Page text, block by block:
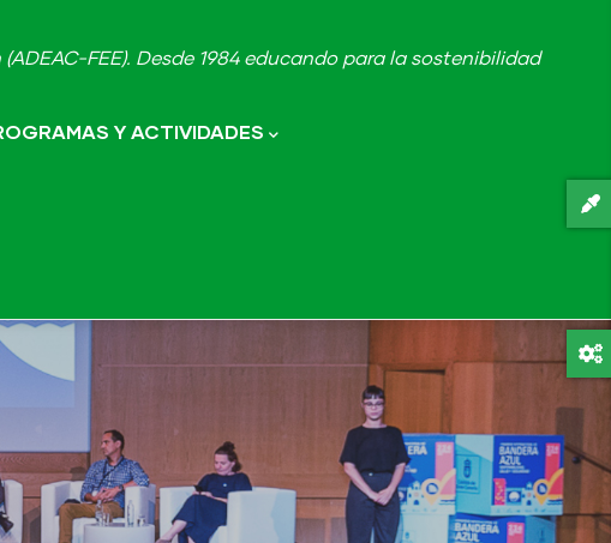
FEE). Desde 1984 educando para la sostenibilidad
Y ACTIVIDADES